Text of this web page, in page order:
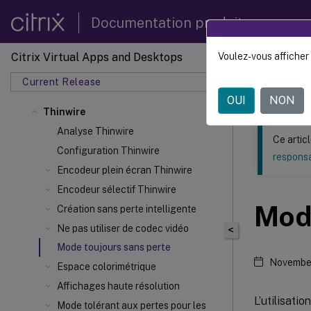
Documentation produit
Citrix Virtual Apps and Desktops
Current Release
Thinwire
Analyse Thinwire
Configuration Thinwire
Encodeur plein écran Thinwire
Encodeur sélectif Thinwire
Création sans perte intelligente
Ne pas utiliser de codec vidéo
Mode toujours sans perte
Espace colorimétrique
Affichages haute résolution
Mode tolérant aux pertes pour les
Ce contenu a
Citrix
<
Ce
Voulez-vous
OUI NON